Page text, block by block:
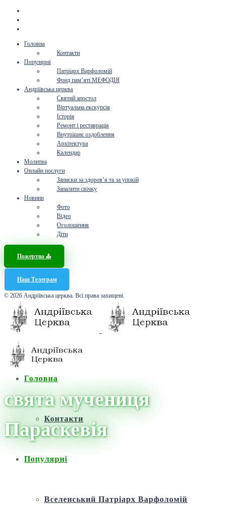
Головна
Контакти
Популярні
Патріарх Варфоломій
Фонд пам’яті МЕФОДІЯ
Андріївська церква
Святий апостол
Віртуальна екскурсія
Історія
Ремонт і реставрація
Внутрішнє оздоблення
Архітектура
Календар
Молитва
Онлайн послуги
Записки за здоров’я та за упокій
Запалити свічку
Новини
Фото
Відео
Оголошення
Діти
Пожертва ⛪️
Наш Телеграм
© 2026 Андріївська церква. Всі права захищені.
Головна
Контакти
Популярні
Вселенський Патріарх Варфоломій
свята мучениця
Параскевія
Головна / Новини /свята мучениця Параскевія